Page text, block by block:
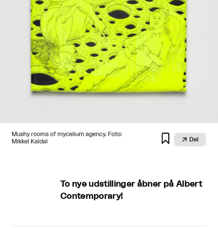
Mushy rooms of mycelium agency. Foto:
Mikkel Kaldal
  Del
To nye udstillinger åbner på Albert
Contemporary!